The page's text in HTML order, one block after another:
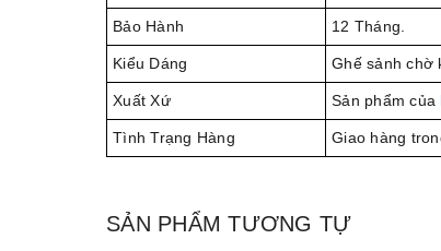
Bảo Hành 12 Tháng.
Kiểu Dáng Ghế sảnh chờ
Xuất Xứ Sản phẩm của
Tình Trạng Hàng Giao hàng
SẢN PHẨM TƯƠNG TỰ